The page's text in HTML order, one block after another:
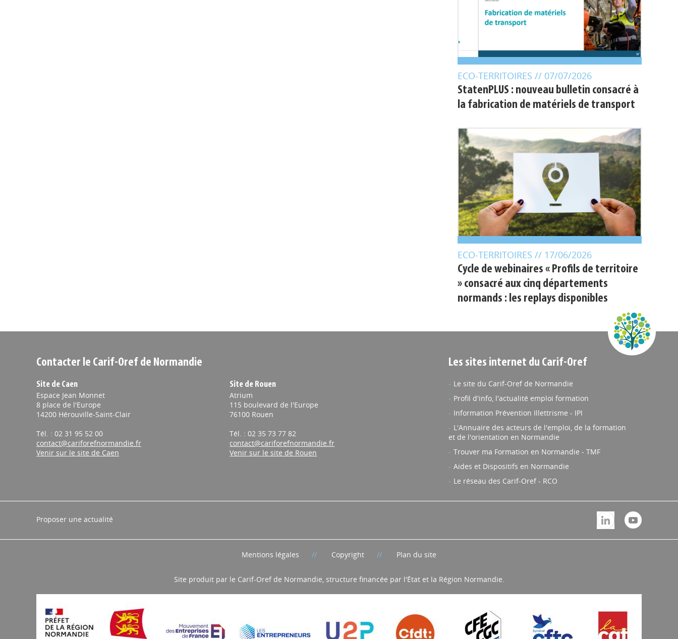
ECO-TERRITOIRES // 07/07/2026
StatenPLUS : nouveau bulletin consacré à
la fabrication de matériels de transport
ECO-TERRITOIRES // 17/06/2026
Cycle de webinaires « Profils de territoire
» consacré aux cinq départements
normands : les replays disponibles
Contacter le Carif-Oref de Normandie
Site de Caen
Espace Jean Monnet
8 place de l'Europe
14200 Hérouville-Saint-Clair
Tél. : 02 31 95 52 00
contact@cariforefnormandie.fr
Venir sur le site de Caen
Site de Rouen
Atrium
115 boulevard de l'Europe
76100 Rouen
Tél. : 02 35 73 77 82
contact@cariforefnormandie.fr
Venir sur le site de Rouen
Les sites internet du Carif-Oref
Le site du Carif-Oref de Normandie
Profil d'info, l'actualité emploi formation
Information Prévention Illettrisme - IPI
L'Annuaire des acteurs de l'emploi, de la formation
et de l'orientation en Normandie
Trouver ma Formation en Normandie - TMF
Aides et Dispositifs en Normandie
Le réseau des Carif-Oref - RCO
Proposer une actualité
Mentions légales Copyright Plan du site
Site produit par le Carif-Oref de Normandie, structure financée par l'État et la Région Normandie.